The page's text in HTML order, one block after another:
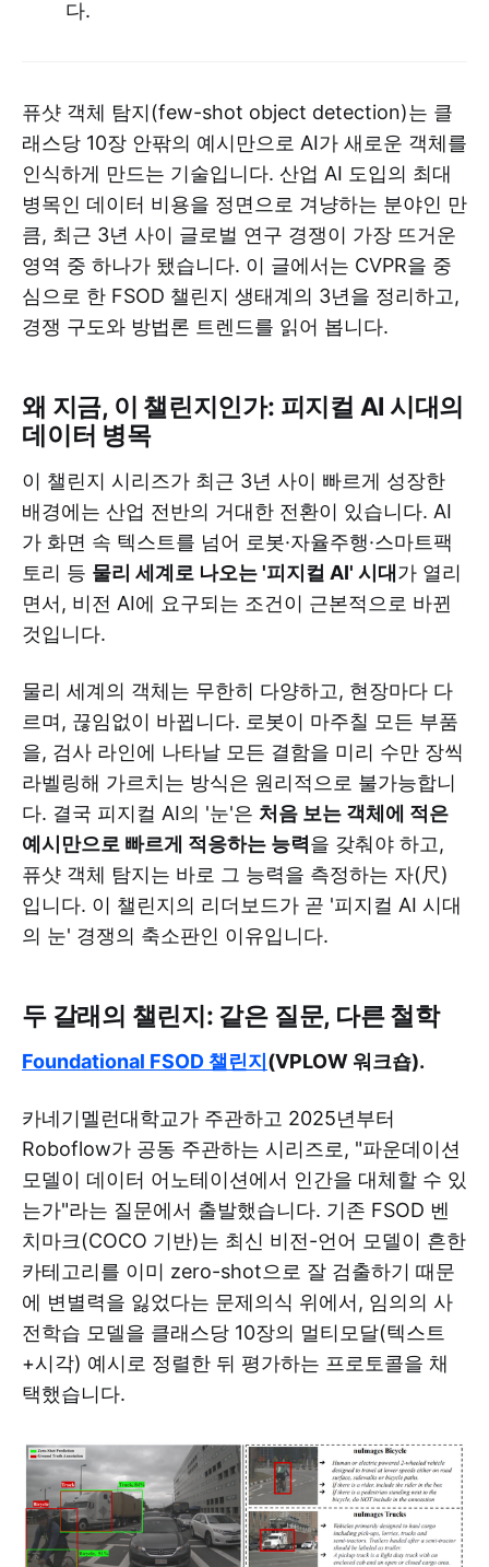
다.
퓨샷 객체 탐지(few-shot object detection)는 클
래스당 10장 안팎의 예시만으로 AI가 새로운 객체를
인식하게 만드는 기술입니다. 산업 AI 도입의 최대
병목인 데이터 비용을 정면으로 겨냥하는 분야인 만
큼, 최근 3년 사이 글로벌 연구 경쟁이 가장 뜨거운
영역 중 하나가 됐습니다. 이 글에서는 CVPR을 중
심으로 한 FSOD 챌린지 생태계의 3년을 정리하고,
경쟁 구도와 방법론 트렌드를 읽어 봅니다.
왜 지금, 이 챌린지인가: 피지컬 AI 시대의
데이터 병목
이 챌린지 시리즈가 최근 3년 사이 빠르게 성장한
배경에는 산업 전반의 거대한 전환이 있습니다. AI
가 화면 속 텍스트를 넘어 로봇·자율주행·스마트팩
토리 등 물리 세계로 나오는 '피지컬 AI' 시대가 열리
면서, 비전 AI에 요구되는 조건이 근본적으로 바뀐
것입니다.
물리 세계의 객체는 무한히 다양하고, 현장마다 다
르며, 끊임없이 바뀝니다. 로봇이 마주칠 모든 부품
을, 검사 라인에 나타날 모든 결함을 미리 수만 장씩
라벨링해 가르치는 방식은 원리적으로 불가능합니
다. 결국 피지컬 AI의 '눈'은 처음 보는 객체에 적은
예시만으로 빠르게 적응하는 능력을 갖춰야 하고,
퓨샷 객체 탐지는 바로 그 능력을 측정하는 자(尺)
입니다. 이 챌린지의 리더보드가 곧 '피지컬 AI 시대
의 눈' 경쟁의 축소판인 이유입니다.
두 갈래의 챌린지: 같은 질문, 다른 철학
Foundational FSOD 챌린지(VPLOW 워크숍).
카네기멜런대학교가 주관하고 2025년부터
Roboflow가 공동 주관하는 시리즈로, "파운데이션
모델이 데이터 어노테이션에서 인간을 대체할 수 있
는가"라는 질문에서 출발했습니다. 기존 FSOD 벤
치마크(COCO 기반)는 최신 비전-언어 모델이 흔한
카테고리를 이미 zero-shot으로 잘 검출하기 때문
에 변별력을 잃었다는 문제의식 위에서, 임의의 사
전학습 모델을 클래스당 10장의 멀티모달(텍스트
+시각) 예시로 정렬한 뒤 평가하는 프로토콜을 채
택했습니다.